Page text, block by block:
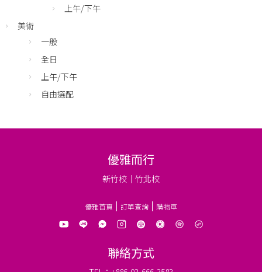
上午/下午
美術
一般
全日
上午/下午
自由選配
優雅而行
新竹校｜竹北校
優雅首頁 訂單查詢 購物車
聯絡方式